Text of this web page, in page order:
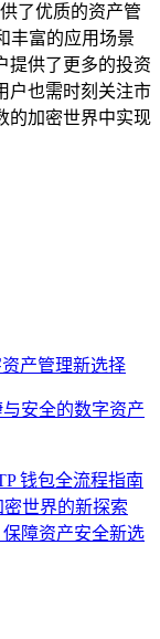
了优质的资产管
丰富的应用场景
提供了更多的投资
户也需时刻关注市
的加密世界中实现
产管理新选择
安全的数字资产
钱包全流程指南
世界的新探索
障资产安全新选